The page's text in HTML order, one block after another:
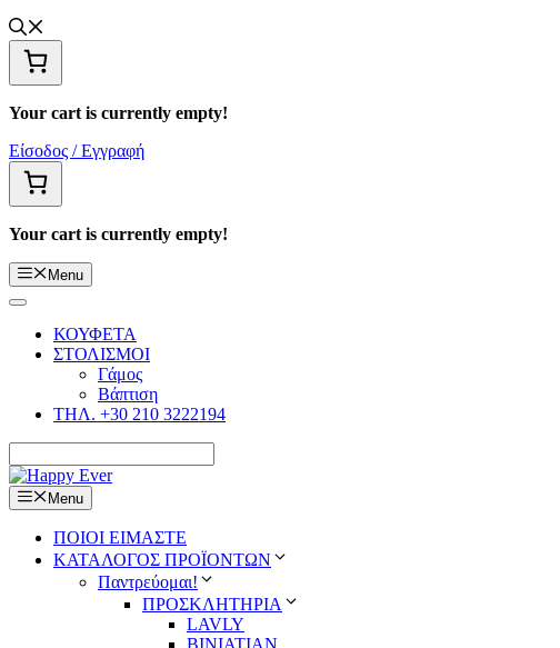
Your cart is currently empty!
Είσοδος / Εγγραφή
Your cart is currently empty!
Menu
ΚΟΥΦΕΤΑ
ΣΤΟΛΙΣΜΟΙ
Γάμος
Βάπτιση
ΤΗΛ. +30 210 3222194
Menu
ΠΟΙΟΙ ΕΙΜΑΣΤΕ
ΚΑΤΑΛΟΓΟΣ ΠΡΟΪΟΝΤΩΝ
Παντρεύομαι!
ΠΡΟΣΚΛΗΤΗΡΙΑ
LAVLY